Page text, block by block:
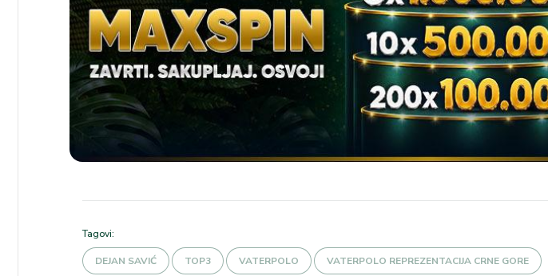
Tagovi:
DEJAN SAVIĆ TOP3 VATERPOLO VATERPOLO REPREZENTACIJA CRNE GORE